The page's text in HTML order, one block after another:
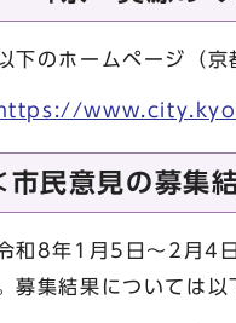
下のホームページ（京
市民意見の募集
和8年1月5日～2月4日
募集結果については以